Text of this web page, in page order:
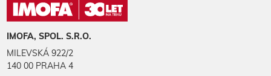
IMOFA, SPOL. S.R.O.
MILEVSKÁ 922/2
140 00 PRAHA 4